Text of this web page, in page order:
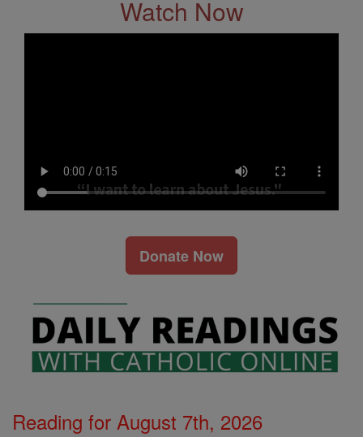
Watch Now
Donate Now
Reading for August 7th, 2026